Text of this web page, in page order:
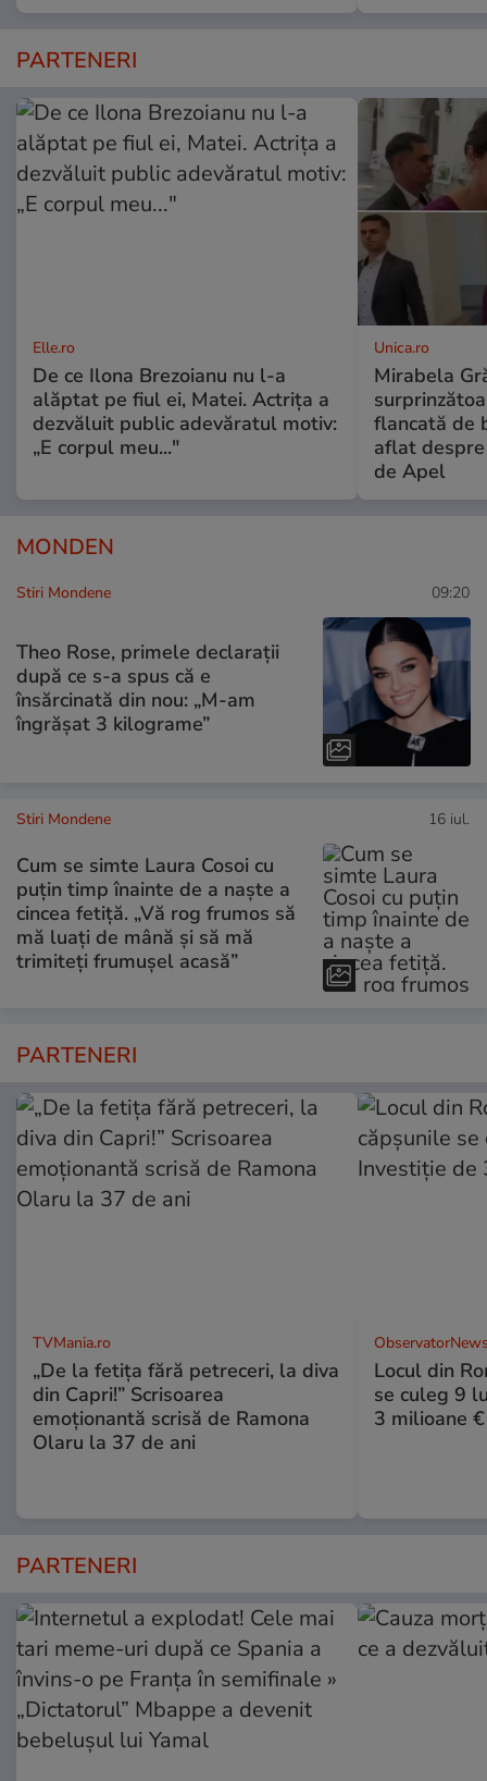
PARTENERI
Elle.ro
De ce Ilona Brezoianu nu l-a
alăptat pe fiul ei, Matei. Actrița a
dezvăluit public adevăratul motiv:
„E corpul meu..."
Unica.ro
Mirabela
flancată de
aflat
de Apel
MONDEN
Stiri Mondene 09:20
Theo Rose, primele declarații
după ce s-a spus că e
însărcinată din nou: „M-am
îngrășat 3 kilograme”
Stiri Mondene 16 iul.
Cum se simte Laura Cosoi cu
puțin timp înainte de a naște a
cincea fetiță. „Vă rog frumos să
mă luați de mână și să mă
trimiteți frumușel acasă”
PARTENERI
TVMania.ro
„De la fetița fără petreceri, la diva
din Capri!” Scrisoarea
emoționantă scrisă de Ramona
Olaru la 37 de ani
Locul din
se culeg 9
3 milioane €
PARTENERI